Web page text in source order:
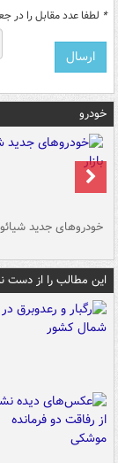
* لطفا عدد مقابل را در
خودرو
خودروهای جدید
این مطالب را از دست